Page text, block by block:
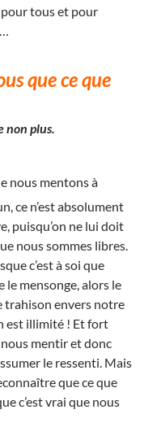
, pour tous et pour
que ce que
non plus.
nous mentons à
ce n’est absolument
puisqu’on ne lui doit
nous sommes libres.
c’est à soi que
le mensonge, alors le
trahison envers notre
est illimité ! Et fort
mentir et donc
le ressenti. Mais
que ce que
c’est vrai que nous